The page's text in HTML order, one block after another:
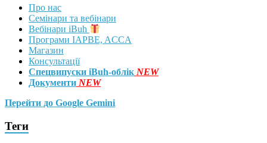
Про нас
Семінари та вебінари
Вебінари iBuh
Програми IAPBE, ACCA
Магазин
Консультації
Спецвипуски iBuh-облік NEW
Документи NEW
Перейти до Google Gemini
Теги